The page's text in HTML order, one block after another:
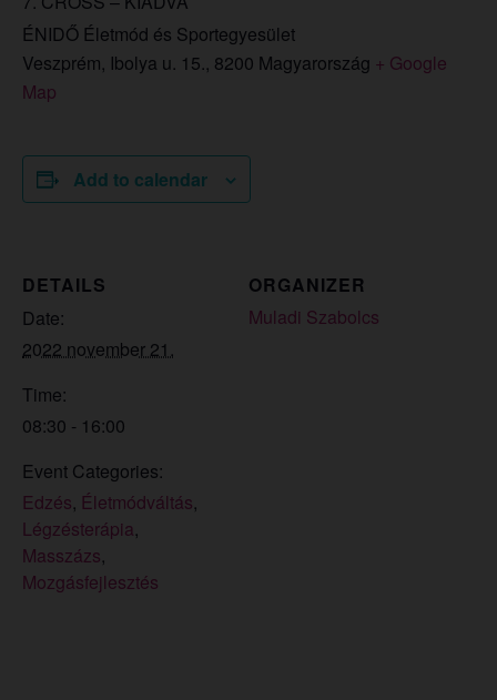
ÉNIDŐ Életmód és Sportegyesület
Veszprém, Ibolya u. 15., 8200 Magyarország + Google
Map
Add to calendar
DETAILS
Date:
2022 november 21.
Time:
08:30 - 16:00
Event Categories:
Edzés, Életmódváltás,
Légzésterápia,
Masszázs,
Mozgásfejlesztés
ORGANIZER
Muladi Szabolcs